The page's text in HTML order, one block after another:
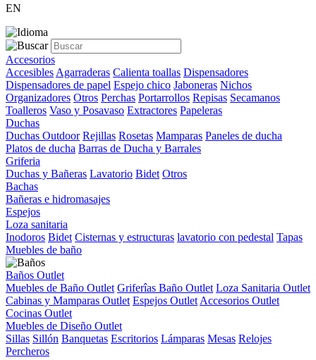
EN
Accesorios
Accesibles Agarraderas Calienta toallas Dispensadores
Dispensadores de papel Espejo chico Jaboneras Nichos
Organizadores Otros Perchas Portarrollos Repisas Secamanos
Toalleros Vaso y Posavaso Extractores Papeleras
Duchas
Duchas Outdoor Rejillas Rosetas Mamparas Paneles de ducha
Platos de ducha Barras de Ducha y Barrales
Griferia
Duchas y Bañeras Lavatorio Bidet Otros
Bachas
Bañeras e hidromasajes
Espejos
Loza sanitaria
Inodoros Bidet Cisternas y estructuras lavatorio con pedestal Tapas
Muebles de baño
Baños Outlet
Muebles de Baño Outlet Griferîas Baño Outlet Loza Sanitaria Outlet
Cabinas y Mamparas Outlet Espejos Outlet Accesorios Outlet
Cocinas Outlet
Muebles de Diseño Outlet
Sillas Sillón Banquetas Escritorios Lámparas Mesas Relojes
Percheros